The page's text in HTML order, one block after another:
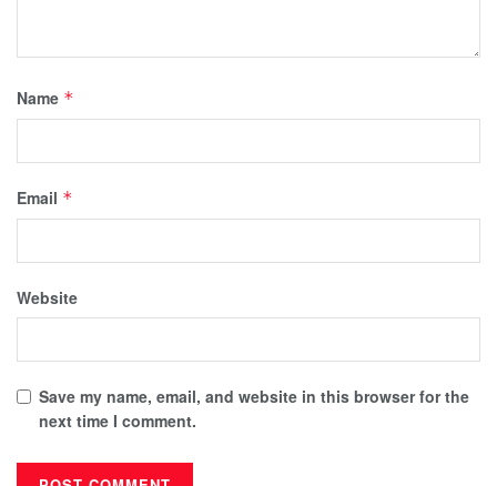
Name *
Email *
Website
Save my name, email, and website in this browser for the
next time I comment.